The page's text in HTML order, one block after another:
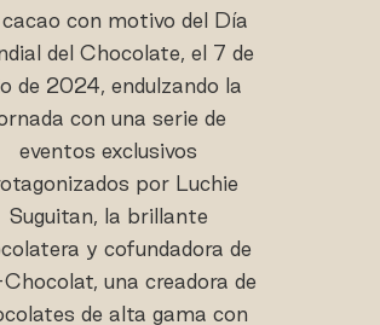
cacao con motivo del Día
del Chocolate, el 7 de
de 2024, endulzando la
con una serie de
eventos exclusivos
por Luchie
Suguitan, la brillante
y cofundadora de
una creadora de
de alta gama con